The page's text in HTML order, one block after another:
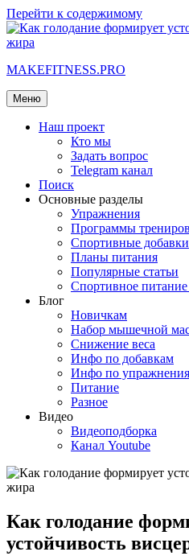
Перейти к содержимому
MAKEFITNESS.PRO
Меню
Наш проект
Кто мы
Задать вопрос
Telegram канал
Поиск
Основные разделы
Упражнения
Программы
Спортивные добавки
Планы питания
Популярные статьи
Спортивное
Блог
Новичкам
Набор мышечной
Снижение веса
Инфо по добавкам
Инфо по
Питание
Разное
Видео
Видеоподборка
Канал Youtube
Как голодание
устойчивость